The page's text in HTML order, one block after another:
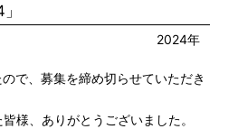
2024年
で、募集を締め切らせていただき
様、ありがとうございました。